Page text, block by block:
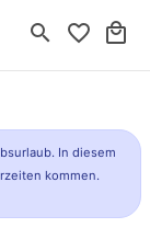
search favorite_border local_mall
In diesem
kommen.